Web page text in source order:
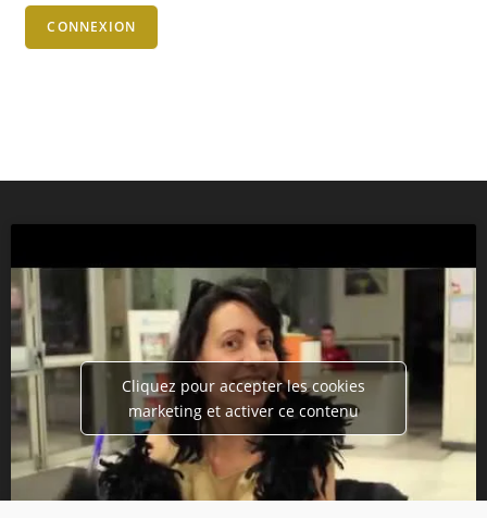
CONNEXION
Cliquez pour accepter les cookies
marketing et activer ce contenu